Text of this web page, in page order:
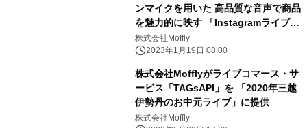
ンマイクを用いた 高品質な音声で商品
を魅力的に映す 「Instagramライブ配
信代行」プランをリリース
株式会社Moffly
2023年1月19日 08:00
株式会社Mofflyがライブコマース・サ
ービス「TAGsAPI」を 「2020年三越
伊勢丹のお中元ライブ」に提供
株式会社Moffly